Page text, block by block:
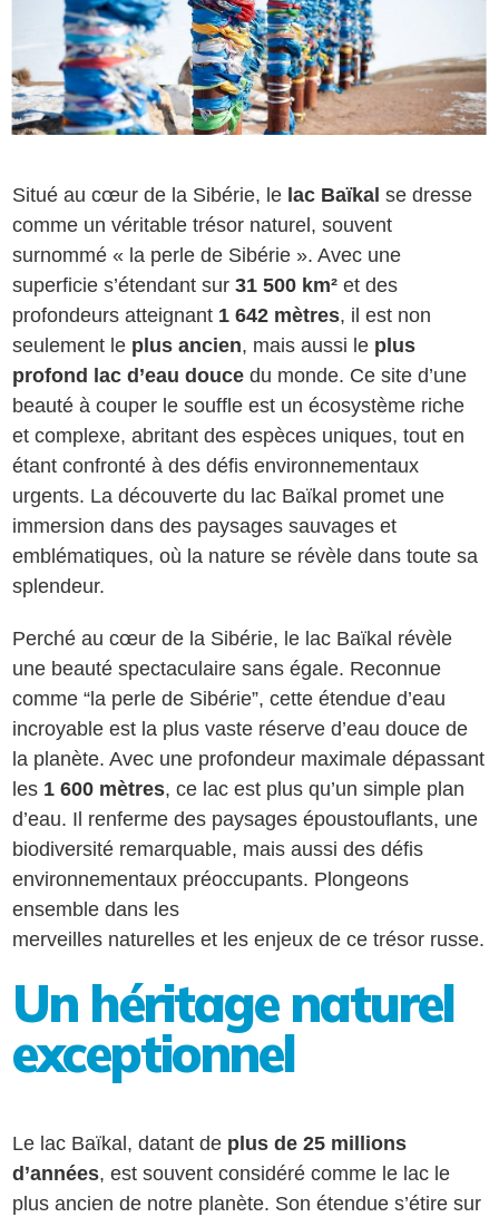
Situé au cœur de la Sibérie, le lac Baïkal se dresse
comme un véritable trésor naturel, souvent
surnommé « la perle de Sibérie ». Avec une
superficie s’étendant sur31 500 km² et des
profondeurs atteignant 1 642 mètres, il est non
seulement le plus ancien, mais aussi le plus
profond lac d’eau douce du monde. Ce site d’une
beauté à couper le souffle est un écosystème riche
et complexe, abritant des espèces uniques, tout en
étant confronté à des défis environnementaux
urgents. La découverte du lac Baïkal promet une
immersion dans des paysages sauvages et
emblématiques, où la nature se révèle dans toute sa
splendeur.
Perché au cœur de la Sibérie, le lac Baïkal révèle
une beauté spectaculaire sans égale. Reconnue
comme “la perle de Sibérie”, cette étendue d’eau
incroyable est la plus vaste réserve d’eau douce de
la planète. Avec une profondeur maximale dépassant
les 1 600 mètres, ce lac est plus qu’un simple plan
d’eau. Il renferme des paysages époustouflants, une
biodiversité remarquable, mais aussi des défis
environnementaux préoccupants. Plongeons
ensemble dans les
merveilles naturelles et les enjeux de ce trésor russe.
Un héritage naturel
exceptionnel
Le lac Baïkal, datant de plus de 25 millions
d’années, est souvent considéré comme le lac le
plus ancien de notre planète. Son étendue s’étire sur